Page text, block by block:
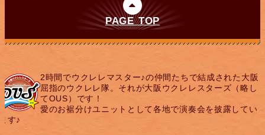
PAGE TOP
2時間でウクレレマスター♪の仲間たちで結成された大阪
屈指のウクレレ隊。それが大阪ウクレレスターズ（略し
てOUS）です！
愛のお裾分けユニットとして各地で演奏会を披露してい
す♪